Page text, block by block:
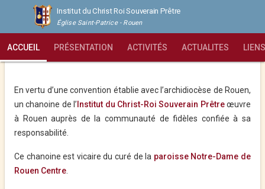
Institut du Christ Roi Souverain Prêtre
Église Saint-Patrice - Rouen
ACCUEIL PRÉSENTATION ACTIVITÉS ACTUALITES LIENS
Bienvenue à Saint-Patrice !
En vertu d’une convention établie avec l’archidiocèse de Rouen,
un chanoine de l’ Institut du Christ-Roi Souverain Prêtreœuvre
à Rouen auprès de la communauté de fidèles confiée à sa
responsabilité.
Ce chanoine est vicaire du curé de la paroisse Notre-Dame de
Rouen Centre